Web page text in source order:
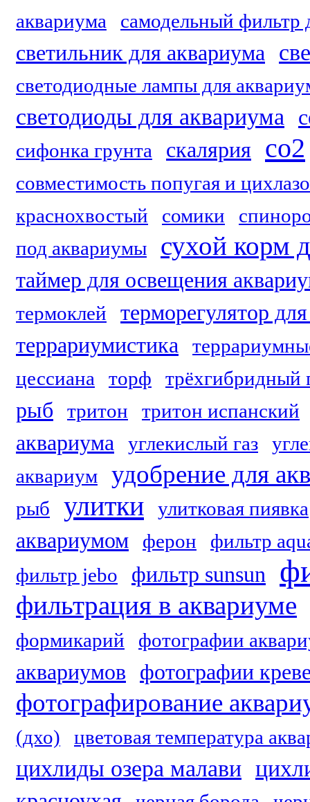
аквариума
самодельный фильтр
светильник для аквариума
светодиодные лампы для
светодиоды для аквариума
сифонка грунта скалярия со2
совместимость попугая и
краснохвостый
сомики
под аквариумы
сухой корм
таймер для освещения
термоклей
терморегулятор
террариумистика
цессиана
торф трёхгибридный
рыб тритон тритон испанский
аквариума углекислый газ
аквариум
удобрение для
рыб улитки улитковая пиявка
аквариумом ферон
фильтр
фильтр jebo
фильтр sunsun
фильтрация в аквариуме
формикарий фотографии
аквариумов фотографии
фотографирование
(дхо) цветовая температура
цихлиды озера малави